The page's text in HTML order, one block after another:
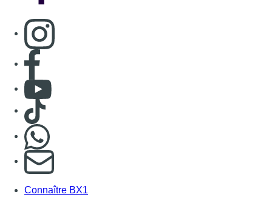
Consulter page Instagram
Consulter page Facebook
Consulter Youtube
Consulter TikTok
S'abonner à notre newsletter
Connaître BX1